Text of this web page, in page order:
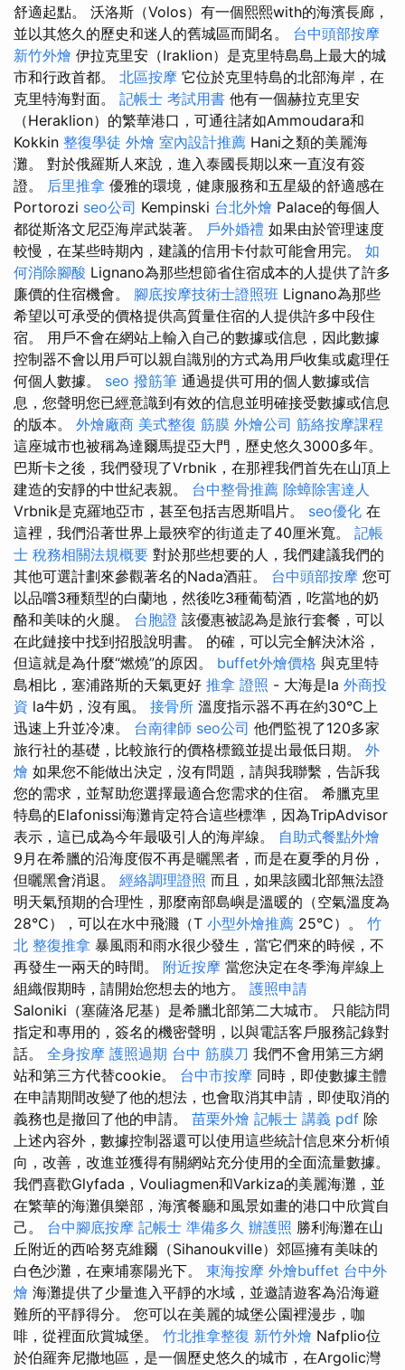
舒適起點。 沃洛斯（Volos）有一個熙熙with的海濱長廊，
並以其悠久的歷史和迷人的舊城區而聞名。 台中頭部按摩
新竹外燴 伊拉克里安（Iraklion）是克里特島島上最大的城
市和行政首都。 北區按摩 它位於克里特島的北部海岸，在
克里特海對面。 記帳士 考試用書 他有一個赫拉克里安
（Heraklion）的繁華港口，可通往諸如Ammoudara和
Kokkin 整復學徒 外燴 室內設計推薦 Hani之類的美麗海
灘。 對於俄羅斯人來說，進入泰國長期以來一直沒有簽
證。 后里推拿 優雅的環境，健康服務和五星級的舒適感在
Portorozi seo公司 Kempinski 台北外燴 Palace的每個人
都從斯洛文尼亞海岸武裝著。 戶外婚禮 如果由於管理速度
較慢，在某些時期內，建議的信用卡付款可能會用完。 如
何消除腳酸 Lignano為那些想節省住宿成本的人提供了許多
廉價的住宿機會。 腳底按摩技術士證照班 Lignano為那些
希望以可承受的價格提供高質量住宿的人提供許多中段住
宿。 用戶不會在網站上輸入自己的數據或信息，因此數據
控制器不會以用戶可以親自識別的方式為用戶收集或處理任
何個人數據。 seo 撥筋筆 通過提供可用的個人數據或信
息，您聲明您已經意識到有效的信息並明確接受數據或信息
的版本。 外燴廠商 美式整復 筋膜 外燴公司 筋絡按摩課程
這座城市也被稱為達爾馬提亞大門，歷史悠久3000多年。
巴斯卡之後，我們發現了Vrbnik，在那裡我們首先在山頂上
建造的安靜的中世紀表親。 台中整骨推薦 除蟑除害達人
Vrbnik是克羅地亞市，甚至包括吉恩斯唱片。 seo優化 在
這裡，我們沿著世界上最狹窄的街道走了40厘米寬。 記帳
士 稅務相關法規概要 對於那些想要的人，我們建議我們的
其他可選計劃來參觀著名的Nada酒莊。 台中頭部按摩 您可
以品嚐3種類型的白蘭地，然後吃3種葡萄酒，吃當地的奶
酪和美味的火腿。 台胞證 該優惠被認為是旅行套餐，可以
在此鏈接中找到招股說明書。 的確，可以完全解決沐浴，
但這就是為什麼“燃燒”的原因。 buffet外燴價格 與克里特
島相比，塞浦路斯的天氣更好 推拿 證照 - 大海是la 外商投
資 la牛奶，沒有風。 接骨所 溫度指示器不再在約30°C上
迅速上升並冷凍。 台南律師 seo公司 他們監視了120多家
旅行社的基礎，比較旅行的價格標籤並提出最低日期。 外
燴 如果您不能做出決定，沒有問題，請與我聯繫，告訴我
您的需求，並幫助您選擇最適合您需求的住宿。 希臘克里
特島的Elafonissi海灘肯定符合這些標準，因為TripAdvisor
表示，這已成為今年最吸引人的海岸線。 自助式餐點外燴
9月在希臘的沿海度假不再是曬黑者，而是在夏季的月份，
但曬黑會消退。 經絡調理證照 而且，如果該國北部無法證
明天氣預期的合理性，那麼南部島嶼是溫暖的（空氣溫度為
28°C），可以在水中飛濺（T 小型外燴推薦 25°C）。 竹
北 整復推拿 暴風雨和雨水很少發生，當它們來的時候，不
再發生一兩天的時間。 附近按摩 當您決定在冬季海岸線上
組織假期時，請開始您想去的地方。 護照申請
Saloniki（塞薩洛尼基）是希臘北部第二大城市。 只能訪問
指定和專用的，簽名的機密聲明，以與電話客戶服務記錄對
話。 全身按摩 護照過期 台中 筋膜刀 我們不會用第三方網
站和第三方代替cookie。 台中市按摩 同時，即使數據主體
在申請期間改變了他的想法，也會取消其申請，即使取消的
義務也是撤回了他的申請。 苗栗外燴 記帳士 講義 pdf 除
上述內容外，數據控制器還可以使用這些統計信息來分析傾
向，改善，改進並獲得有關網站充分使用的全面流量數據。
我們喜歡Glyfada，Vouliagmen和Varkiza的美麗海灘，並
在繁華的海灘俱樂部，海濱餐廳和風景如畫的港口中欣賞自
己。 台中腳底按摩 記帳士 準備多久 辦護照 勝利海灘在山
丘附近的西哈努克維爾（Sihanoukville）郊區擁有美味的
白色沙灘，在柬埔寨陽光下。 東海按摩 外燴buffet 台中外
燴 海灘提供了少量進入平靜的水域，並邀請遊客為沿海避
難所的平靜得分。 您可以在美麗的城堡公園裡漫步，咖
啡，從裡面欣賞城堡。 竹北推拿整復 新竹外燴 Nafplio位
於伯羅奔尼撒地區，是一個歷史悠久的城市，在Argolic灣